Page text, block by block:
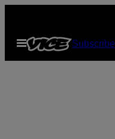
content
Open
Menu
Subscribe